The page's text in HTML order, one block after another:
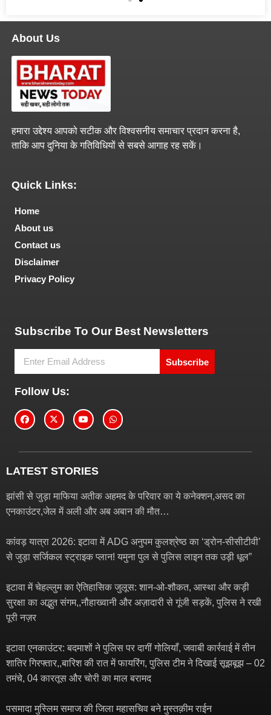
About Us
हमारा उद्देश्य आपको सटीक और विश्वसनीय समाचार प्रदान करना है,
ताकि आप दुनिया के गतिविधियों से सबसे आगाह रह सकें।
Quick Links:
Home
About us
Contact us
Disclaimer
Privacy Policy
Subscribe To Our Best Newsletters
Subscribe
Follow Us:
LATEST STORIES
झांसी से जुड़ा माफिया अतीक अहमद के परिवार का ये कनेक्शन,असद का
एनकाउंटर,जेल में अली और अब अबान की मौत…
कांवड़ यात्रा 2026: इटावा में ADG अनुपम कुलश्रेष्ठ का ‘ड्रोन-सीसीटीवी’
से जुड़ा सर्जिकल स्ट्राइक प्लान! यमुना पुल से पुलिस लाइन तक उड़ी धूल”
इटावा में चेहल्लुम का ऐतिहासिक जुलूस: शान-ओ-शौकत, आस्था और कड़ी
सुरक्षा का अद्भुत संगम,,नौहाख्वानी और अज़ादारी से गूंजी सड़कें, पुलिस ने रखी
पूरी नज़र
इटावा एनकाउंटर: बदमाशों ने पुलिस पर दागीं गोलियाँ, जवाबी कार्रवाई में तीन
शातिर गिरफ्तार,,बारिश की रात में फायरिंग, पुलिस टीम ने दिखाई सूझबूझ – 02
तमंचे, 04 कारतूस और चोरी का माल बरामद
पसमादा मुस्लिम समाज की जिला महासचिव बने मुस्तक़ीम राईन